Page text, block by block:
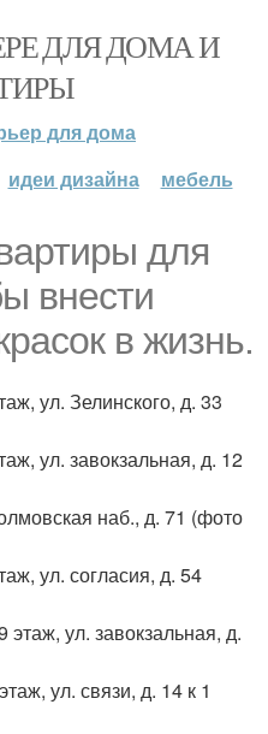
ДЛЯ ДОМА И
для дома
идеи дизайна мебель
для
внести
в жизнь.
ул. Зелинского, д. 33
ул. завокзальная, д. 12
наб., д. 71 (фото
ул. согласия, д. 54
ул. завокзальная, д.
ул. связи, д. 14 к 1